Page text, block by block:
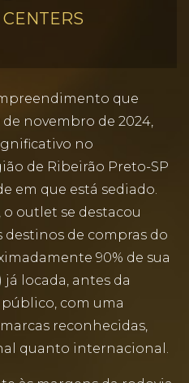
que
novembro de 2024,
no
de Ribeirão Preto-SP
em que está sediado.
o outlet se destacou
de compras do
90% de sua
já locada, antes da
com uma
reconhecidas,
quanto internacional.